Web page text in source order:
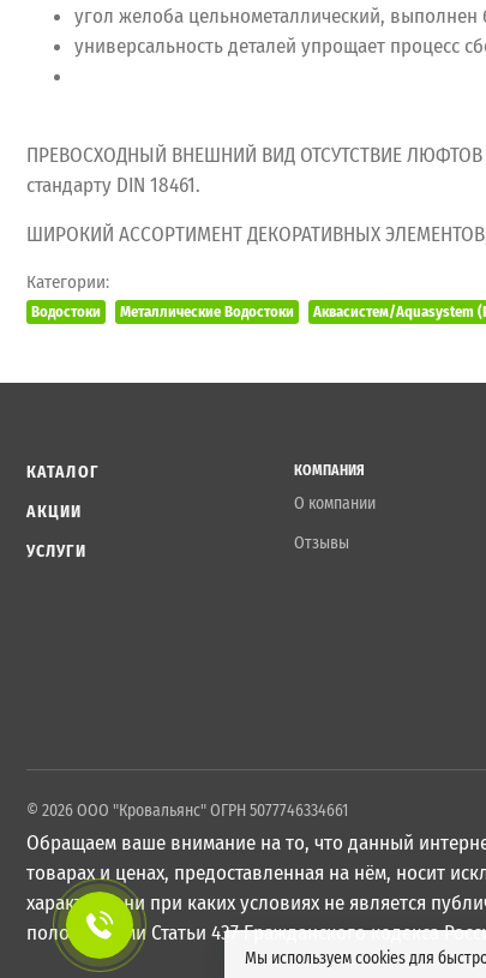
угол желоба цельнометаллический,
универсальность деталей упрощает процесс
ПРЕВОСХОДНЫЙ ВНЕШНИЙ ВИД ОТСУТСТВИЕ ЛЮФТОВ
стандарту DIN 18461.
ШИРОКИЙ АССОРТИМЕНТ ДЕКОРАТИВНЫХ ЭЛЕМЕНТОВ,
Категории:
Водостоки Металлические Водостоки Аквасистем/Aquasystem
КАТАЛОГ
АКЦИИ
УСЛУГИ
КОМПАНИЯ
О компании
Отзывы
© 2026 ООО "Кровальянс" ОГРН 5077746334661
Обращаем ваше внимание на то, что данный
товарах и ценах, предоставленная на нём, носит
характер и ни при каких условиях не является
положениями Статьи 437 Гражданского кодекса
Мы используем cookies для